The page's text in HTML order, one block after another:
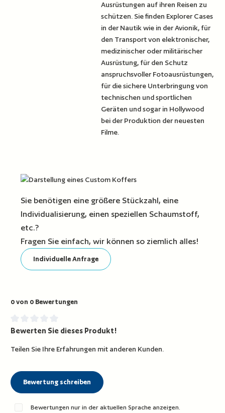
Ausrüstungen auf ihren Reisen zu
schützen. Sie finden Explorer Cases
in der Nautik wie in der Avionik, für
den Transport von elektronischer,
medizinischer oder militärischer
Ausrüstung, für den Schutz
anspruchsvoller Fotoausrüstungen,
für die sichere Unterbringung von
technischen und sportlichen
Geräten und sogar in Hollywood
bei der Produktion der neuesten
Filme.
Sie benötigen eine größere Stückzahl, eine
Individualisierung, einen speziellen Schaumstoff,
etc.?
Fragen Sie einfach, wir können so ziemlich alles!
Individuelle Anfrage
0 von 0 Bewertungen
Durchschnittliche Bewertung von 0 von 5 Sternen
Bewerten Sie dieses Produkt!
Teilen Sie Ihre Erfahrungen mit anderen Kunden.
Bewertung schreiben
Bewertungen nur in der aktuellen Sprache anzeigen.